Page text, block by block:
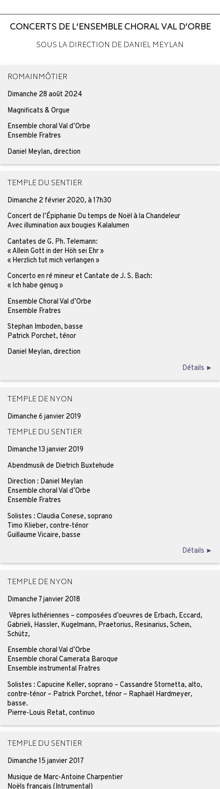
CONCERTS DE L’ENSEMBLE CHORAL VAL D’ORBE
SOUS LA DIRECTION DE DANIEL MEYLAN
ROMAINMÔTIER
Dimanche 28 août 2024
Magnificats & Orgue
Ensemble choral Val d’Orbe
Ensemble Fratres
Daniel Meylan, direction
TEMPLE DU SENTIER
Dimanche 2 février 2020, à 17h30
Concert de l’Épiphanie Du temps de Noël à la Chandeleur
Avec illumination aux bougies Kalalumen
Cantates de G. Ph. Telemann:
« Allein Gott in der Höh sei Ehr »
« Herzlich tut mich verlangen »
Concerto en ré mineur et Cantate de J. S. Bach:
« Ich habe genug »
Ensemble Choral Val d’Orbe
Ensemble Fratres
Stephan Imboden, basse
Patrick Porchet, ténor
Daniel Meylan, direction
Détails ►
TEMPLE DE NYON
Dimanche 6 janvier 2019
TEMPLE DU SENTIER
Dimanche 13 janvier 2019
Abendmusik de Dietrich Buxtehude
Direction : Daniel Meylan
Ensemble choral Val d’Orbe
Ensemble Fratres
Solistes : Claudia Conese, soprano
Timo Klieber, contre-ténor
Guillaume Vicaire, basse
Détails ►
TEMPLE DE NYON
Dimanche 7 janvier 2018
Vêpres luthériennes – composées d’oeuvres de Erbach, Eccard,
Gabrieli, Hassler, Kugelmann, Praetorius, Resinarius, Schein,
Schütz,
Ensemble choral Val d’Orbe
Ensemble choral Camerata Baroque
Ensemble instrumental Fratres
Solistes : Capucine Keller, soprano – Cassandre Stornetta, alto,
contre-ténor – Patrick Porchet, ténor – Raphaël Hardmeyer,
basse.
Pierre-Louis Retat, continuo
TEMPLE DU SENTIER
Dimanche 15 janvier 2017
Musique de Marc-Antoine Charpentier
Noëls français (Intrumental)